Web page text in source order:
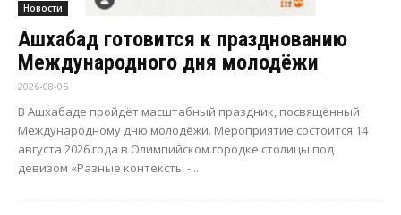
Новости
Ашхабад готовится к празднованию
Международного дня молодёжи
2026-08-05
В Ашхабаде пройдёт масштабный праздник, посвящённый
Международному дню молодёжи. Мероприятие состоится 14
августа 2026 года в Олимпийском городке столицы под
девизом «Разные контексты -...